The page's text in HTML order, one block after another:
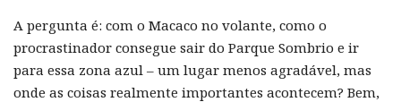
A pergunta é: com o Macaco no volante, como o
procrastinador consegue sair do Parque Sombrio e ir
para essa zona azul – um lugar menos agradável, mas
onde as coisas realmente importantes acontecem? Bem,